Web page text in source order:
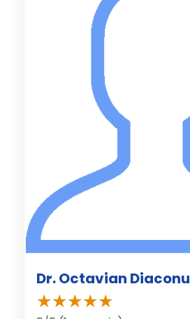
Dr. Octavian Diaconu